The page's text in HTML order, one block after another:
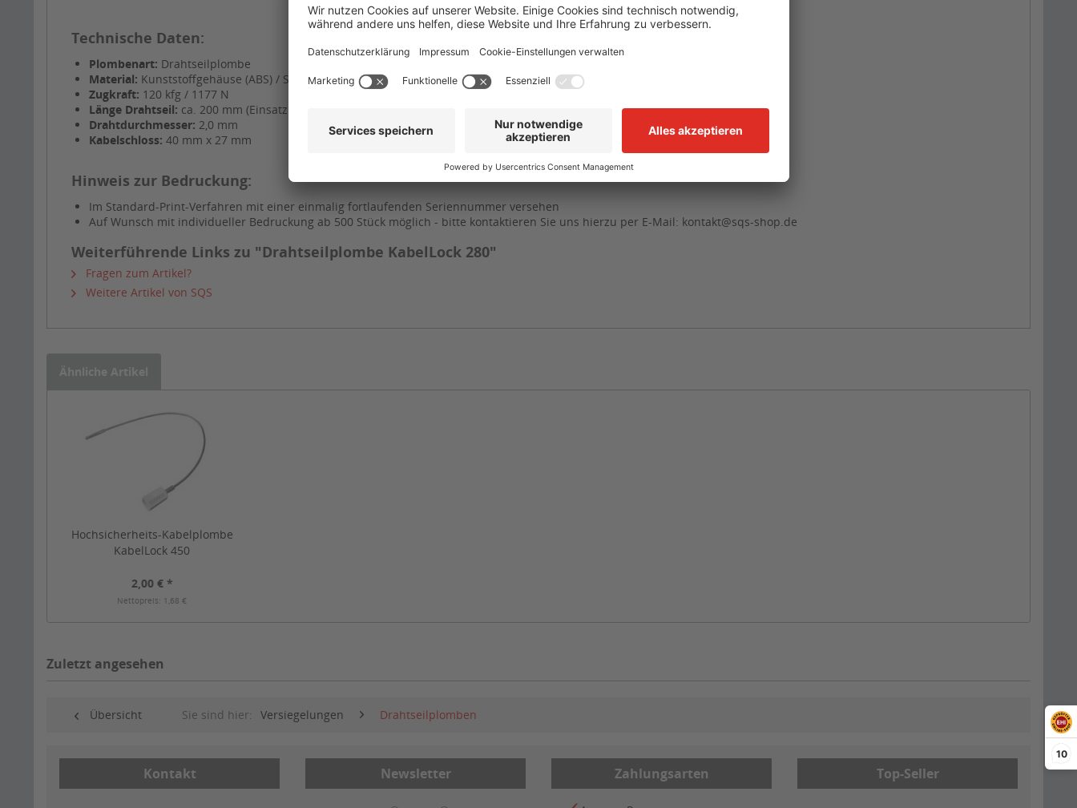
10
Technische Daten:
Plombenart: Drahtseilplombe
Material: Kunststoffgehäuse (ABS) / Stahlseil
Zugkraft: 120 kfg / 1177 N
Länge Drahtseil: ca. 200 mm (Einsatzlänge)
Drahtdurchmesser: 2,0 mm
Kabelschloss: 40 mm x 27 mm
Hinweis zur Bedruckung:
Im Standard-Print-Verfahren mit einer einmalig fortlaufenden Seriennummer versehen
Auf Wunsch mit individueller Bedruckung ab 500 Stück möglich - bitte kontaktieren Sie uns hierzu per E-Mail: kontakt@sqs-shop.de
Weiterführende Links zu "Drahtseilplombe KabelLock 280"
Fragen zum Artikel?
Weitere Artikel von SQS
Ähnliche Artikel
Hochsicherheits-Kabelplombe
KabelLock 450
2,00 € *
Nettopreis: 1,68 €
Zuletzt angesehen
Übersicht Sie sind hier: Versiegelungen Drahtseilplomben
Kontakt Newsletter Zahlungsarten Top-Seller